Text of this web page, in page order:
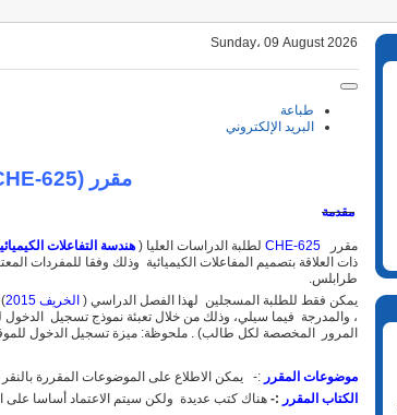
Sunday، 09 August 2026
طباعة
البريد الإلكتروني
مقرر (CHE-625)
مقدمة
مقرر CHE-625 لطلبة الدراسات العليا ( هندسة التفاعلات
ذات العلاقة بتصميم المفاعلات الكيميائية وذلك وفقا للمفردات
طرابلس.
يمكن فقط للطلبة المسجلين لهذا الفصل الدراسي ( الخريف 2015
، والمدرجة فيما سيلي، وذلك من خلال تعبئة نموذج تسجيل الدخول
المرور المخصصة لكل طالب) . ملحوظة: ميزة تسجيل الدخول
موضوعات المقرر :- يمكن الاطلاع على الموضوعات المقررة
الكتاب المقرر :- هناك كتب عديدة ولكن سيتم الاعتماد أساسا على